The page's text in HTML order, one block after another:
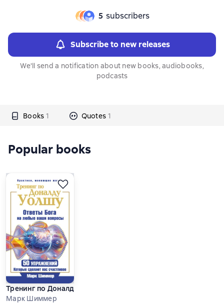
5 subscribers
Subscribe to new releases
We'll send a notification about new books, audiobooks,
podcasts
Books 1 Quotes 1
Popular books
Тренинг по Доналду Уолшу. Ответы Бога на любые ваши
Марк Шиммер